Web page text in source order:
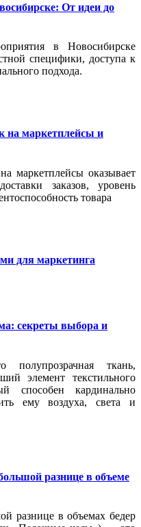
От идеи до
в Новосибирске
специфики, доступа к
подхода.
на маркетплейсы и
маркетплейсы оказывает
заказов, уровень
товара
для маркетинга
секреты выбора и
ткань,
элемент текстильного
способен кардинально
ему воздуха, света и
разнице в объеме
разнице в объемах бедер